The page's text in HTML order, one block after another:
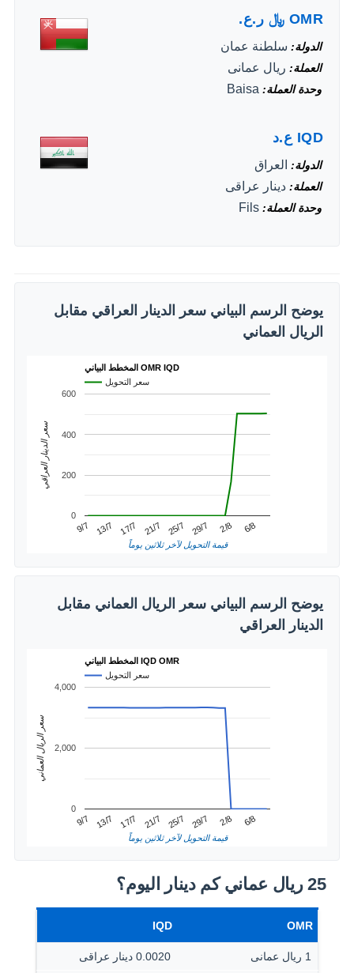
OMR ﷼ ر.ع.
الدولة سلطنة عمان
العملة ريال عمانى
وحدة العملة Baisa
IQD ع.د
الدولة العراق
العملة دينار عراقى
وحدة العملة Fils
يوضح الرسم البياني سعر الدينار العراقي مقابل
الريال العماني
المخطط البياني OMR IQD
سعر التحويل
9/7 13/7 17/7 21/7 25/7 29/7 2/8 6/8
0
200
400
600
قيمة التحويل لآخر ثلاثين يوماً
سعر الدينار العراقي
يوضح الرسم البياني سعر الريال العماني مقابل
الدينار العراقي
المخطط البياني IQD OMR
سعر التحويل
9/7 13/7 17/7 21/7 25/7 29/7 2/8 6/8
0
2,000
4,000
قيمة التحويل لآخر ثلاثين يوماً
سعر الريال العماني
25 ريال عماني كم دينار اليوم؟
OMR
IQD
1 ريال عمانى 0.0020 دينار عراقى